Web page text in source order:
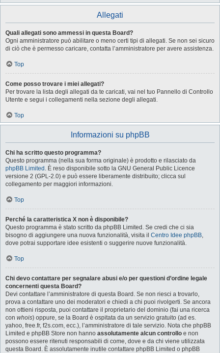
Allegati
Quali allegati sono ammessi in questa Board?
Ogni amministratore può abilitare o meno certi tipi di allegati. Se non sei sicuro
di ciò che è permesso caricare, contatta l’amministratore per avere assistenza.
Top
Come posso trovare i miei allegati?
Per trovare la lista degli allegati da te caricati, vai nel tuo Pannello di Controllo
Utente e segui i collegamenti nella sezione degli allegati.
Top
Informazioni su phpBB
Chi ha scritto questo programma?
Questo programma (nella sua forma originale) è prodotto e rilasciato da
phpBB Limited . È reso disponibile sotto la GNU General Public Licence
versione 2 (GPL-2.0) e può essere liberamente distribuito; clicca sul
collegamento per maggiori informazioni.
Top
Perché la caratteristica X non è disponibile?
Questo programma è stato scritto da phpBB Limited. Se credi che ci sia
bisogno di aggiungere una nuova funzionalità, visita il Centro Idee phpBB,
dove potrai supportare idee esistenti o suggerire nuove funzionalità.
Top
Chi devo contattare per segnalare abusi e/o per questioni d’ordine legale
concernenti questa Board?
Devi contattare l’amministratore di questa Board. Se non riesci a trovarlo,
prova a contattare uno dei moderatori e chiedi a chi puoi rivolgerti. Se ancora
non ottieni risposta, puoi contattare il proprietario del dominio (fai una ricerca
con whois) oppure, se la Board è ospitata da un servizio gratuito (ad es.
yahoo, free.fr, f2s.com, ecc.), l’amministratore di tale servizio. Nota che phpBB
Limited e phpBB Store non hanno assolutamente alcun controllo e non
possono essere ritenuti responsabili di come, dove e da chi viene utilizzata
questa Board. È assolutamente inutile contattare phpBB Limited o phpBB